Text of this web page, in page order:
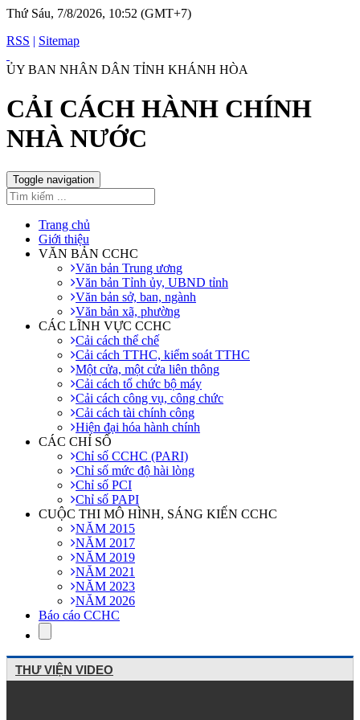
Thứ Sáu, 7/8/2026, 10:52 (GMT+7)
RSS | Sitemap
ỦY BAN NHÂN DÂN TỈNH KHÁNH HÒA
CẢI CÁCH HÀNH CHÍNH
NHÀ NƯỚC
Toggle navigation
Trang chủ
Giới thiệu
VĂN BẢN CCHC
Văn bản Trung ương
Văn bản Tỉnh ủy, UBND tỉnh
Văn bản sở, ban, ngành
Văn bản xã, phường
CÁC LĨNH VỰC CCHC
Cải cách thể chế
Cải cách TTHC, kiểm soát TTHC
Một cửa, một cửa liên thông
Cải cách tổ chức bộ máy
Cải cách công vụ, công chức
Cải cách tài chính công
Hiện đại hóa hành chính
CÁC CHỈ SỐ
Chỉ số CCHC (PARI)
Chỉ số mức độ hài lòng
Chỉ số PCI
Chỉ số PAPI
CUỘC THI MÔ HÌNH, SÁNG KIẾN CCHC
NĂM 2015
NĂM 2017
NĂM 2019
NĂM 2021
NĂM 2023
NĂM 2026
Báo cáo CCHC
THƯ VIỆN VIDEO